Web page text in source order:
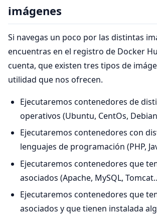
imágenes
Si navegas un poco por las distintas
encuentras en el registro de Docker
cuenta, que existen tres tipos de
utilidad que nos ofrecen.
Ejecutaremos contenedores de
operativos (Ubuntu, CentOs,
Ejecutaremos contenedores con
lenguajes de programación (PHP,
Ejecutaremos contenedores que
asociados (Apache, MySQL,
Ejecutaremos contenedores que
asociados y que tienen instalada